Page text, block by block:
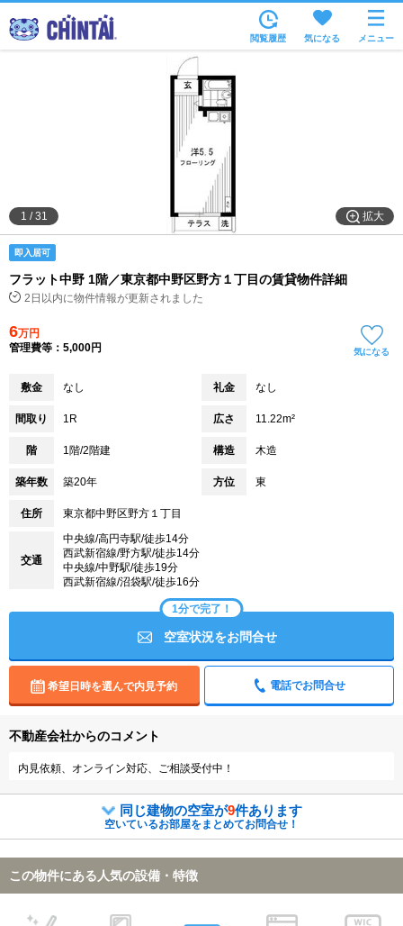
沿線・駅から
住所から
家賃相場から
通勤通学時間から
物件特集から
不動産会社から
閲覧履歴 気になる メニュー
拡大
1 /31
即入居可
フラット中野 1階／東京都中野区野方１丁目の賃貸物件詳細
2日以内に物件情報が更新されました
6万円
管理費等：5,000円
気になる
敷金 なし 礼金 なし
間取り 1R 広さ 11.22m²
階 1階/2階建 構造 木造
築年数 築20年 方位 東
住所 東京都中野区野方１丁目
交通
中央線/高円寺駅/徒歩14分
西武新宿線/野方駅/徒歩14分
中央線/中野駅/徒歩19分
西武新宿線/沼袋駅/徒歩16分
1分で完了！
空室状況をお問合せ
希望日時を選んで内見予約 電話でお問合せ
不動産会社からのコメント
内見依頼、オンライン対応、ご相談受付中！
同じ建物の空室が9件あります
空いているお部屋をまとめてお問合せ！
この物件にある人気の設備・特徴